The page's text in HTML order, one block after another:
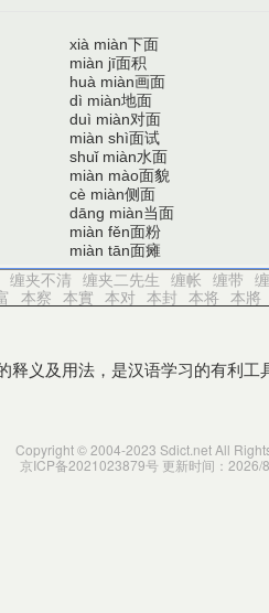
xià miàn下面
miàn jī面积
huà miàn画面
dì miàn地面
duì miàn对面
miàn shì面试
shuǐ miàn水面
miàn mào面貌
cè miàn侧面
dāng miàn当面
miàn fěn面粉
miàn tān面瘫
缠夹不清 缠夹二先生 缠帐 缠带
本察 本實 本对 本封 本将 本將
义及用法，是汉语学习的有利工
Copyright © 2004-2023 Sdict.net All
京ICP备2021023879号更新时间：2026/